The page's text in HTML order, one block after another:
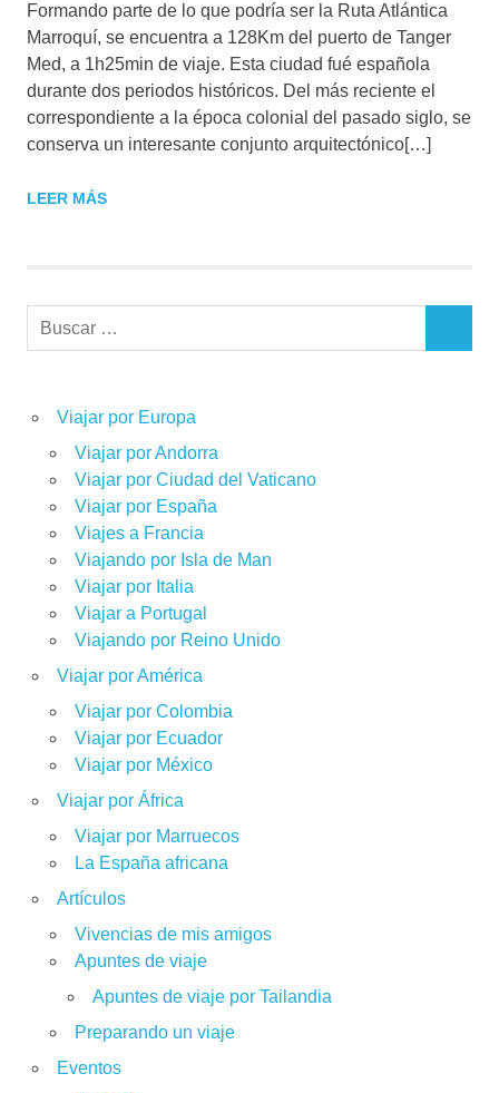
Formando parte de lo que podría ser la Ruta Atlántica
Marroquí, se encuentra a 128Km del puerto de Tanger
Med, a 1h25min de viaje. Esta ciudad fué española
durante dos periodos históricos. Del más reciente el
correspondiente a la época colonial del pasado siglo, se
conserva un interesante conjunto arquitectónico[…]
LEER MÁS
Buscar:
Viajar por Europa
Viajar por Andorra
Viajar por Ciudad del Vaticano
Viajar por España
Viajes a Francia
Viajando por Isla de Man
Viajar por Italia
Viajar a Portugal
Viajando por Reino Unido
Viajar por América
Viajar por Colombia
Viajar por Ecuador
Viajar por México
Viajar por África
Viajar por Marruecos
La España africana
Artículos
Vivencias de mis amigos
Apuntes de viaje
Apuntes de viaje por Tailandia
Preparando un viaje
Eventos